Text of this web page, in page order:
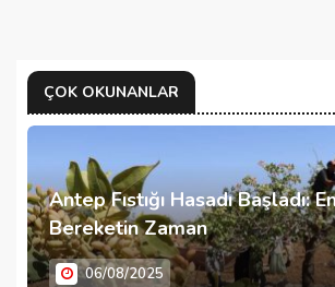
ÇOK OKUNANLAR
Antep Fıstığı Hasadı Başladı:
Bereketin Zaman
06/08/2025